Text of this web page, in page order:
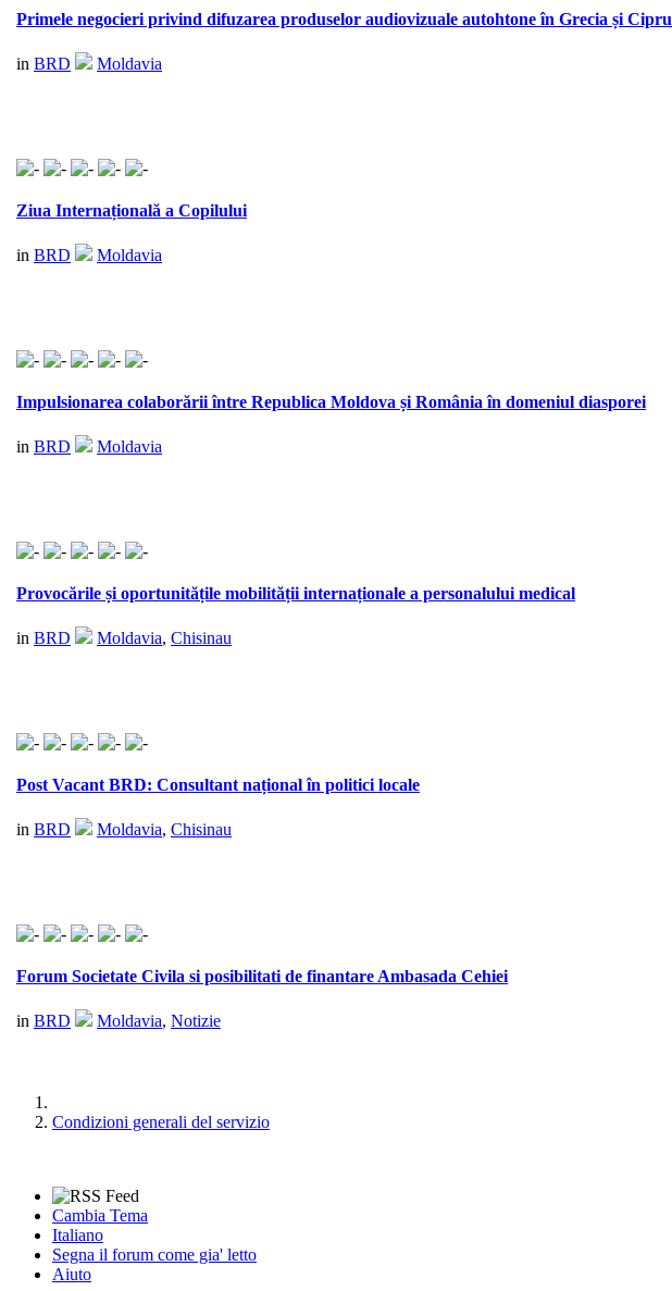
Primele negocieri privind difuzarea produselor audiovizuale autohtone în Grecia și Cipru
in BRD Moldavia
Ziua Internațională a Copilului
in BRD Moldavia
Impulsionarea colaborării între Republica Moldova și România în domeniul diasporei
in BRD Moldavia
Provocările și oportunitățile mobilității internaționale a personalului medical
in BRD Moldavia, Chisinau
Post Vacant BRD: Consultant național în politici locale
in BRD Moldavia, Chisinau
Forum Societate Civila si posibilitati de finantare Ambasada Cehiei
in BRD Moldavia, Notizie
Condizioni generali del servizio
Cambia Tema
Italiano
Segna il forum come gia' letto
Aiuto